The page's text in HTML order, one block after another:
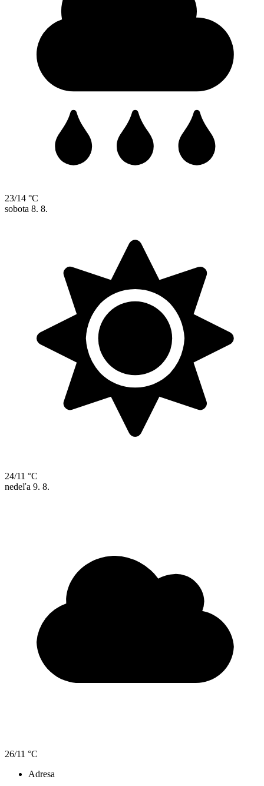
23/14 °C
sobota 8. 8.
24/11 °C
nedeľa 9. 8.
26/11 °C
Adresa